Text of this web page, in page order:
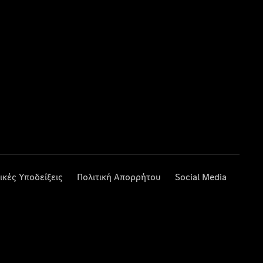
Υποδείξεις Πολιτική Απορρήτου Social Media